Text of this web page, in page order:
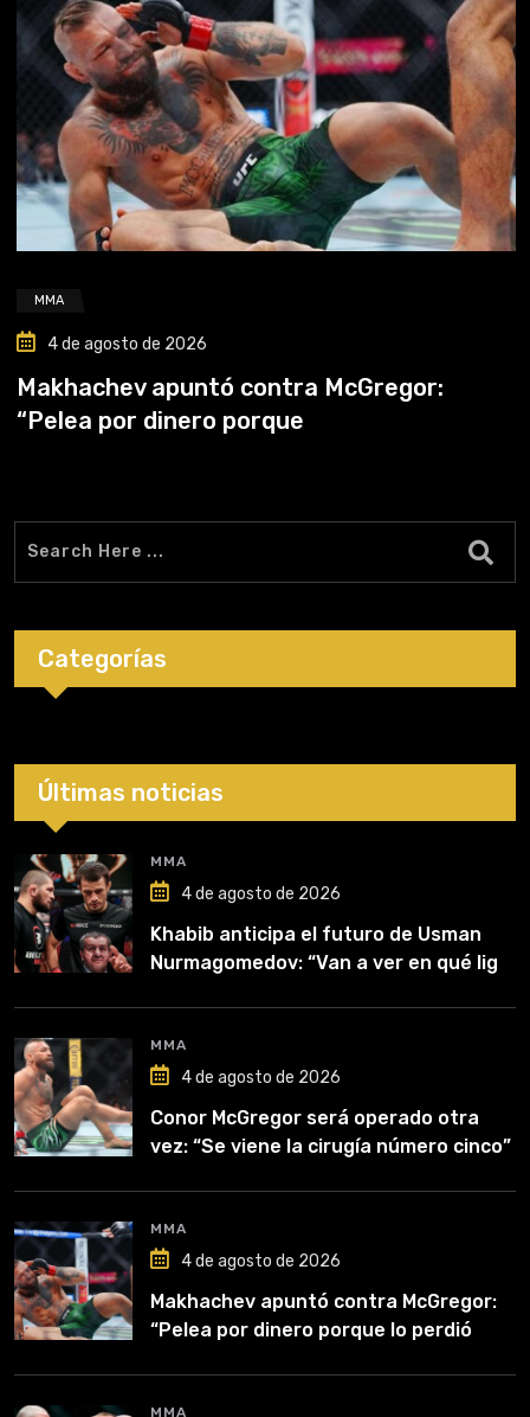
MMA
4 de agosto de 2026
Makhachev apuntó contra McGregor:
“Pelea por dinero porque
Categorías
Últimas noticias
MMA
4 de agosto de 2026
Khabib anticipa el futuro de Usman
Nurmagomedov: “Van a ver en qué liga
MMA
4 de agosto de 2026
Conor McGregor será operado otra
vez: “Se viene la cirugía número cinco”
MMA
4 de agosto de 2026
Makhachev apuntó contra McGregor:
“Pelea por dinero porque lo perdió
MMA